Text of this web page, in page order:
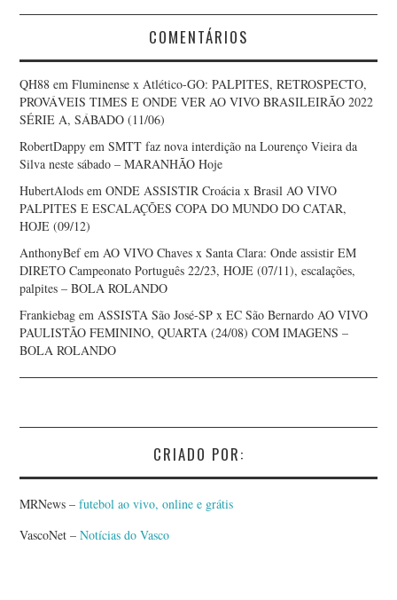
COMENTÁRIOS
QH88 emFluminense x Atlético-GO: PALPITES, RETROSPECTO,
PROVÁVEIS TIMES E ONDE VER AO VIVO BRASILEIRÃO 2022
SÉRIE A, SÁBADO (11/06)
RobertDappy emSMTT faz nova interdição na Lourenço Vieira da
Silva neste sábado – MARANHÃO Hoje
HubertAlods emONDE ASSISTIR Croácia x Brasil AO VIVO
PALPITES E ESCALAÇÕES COPA DO MUNDO DO CATAR,
HOJE (09/12)
AnthonyBefemAO VIVO Chaves x Santa Clara: Onde assistir EM
DIRETO Campeonato Português 22/23, HOJE (07/11), escalações,
palpites – BOLA ROLANDO
Frankiebag emASSISTA São José-SP x EC São Bernardo AO VIVO
PAULISTÃO FEMININO, QUARTA (24/08) COM IMAGENS –
BOLA ROLANDO
CRIADO POR:
MRNews –futebol ao vivo, online e grátis
VascoNet – Notícias do Vasco